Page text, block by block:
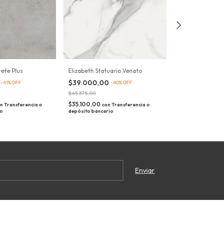
Plus
-41%OFF
Transferencia o
Elizabeth Statuario Venato
$39.000,00 -40%OFF
$65.375,00
$35.100,00 con Transferencia o
depósito bancario